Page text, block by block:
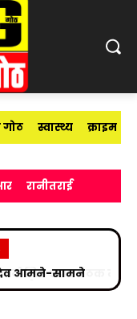
स्वास्थ्य क्राइम
रानीतराई
SMC बैठक में
फोकस